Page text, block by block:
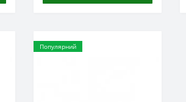
Популярний